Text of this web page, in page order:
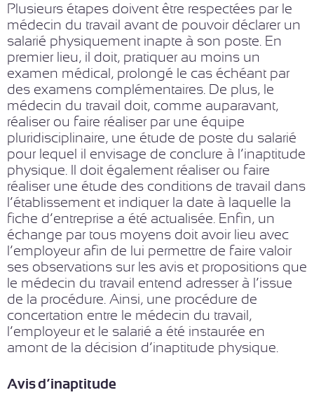
Plusieurs étapes doivent être respectées par le
médecin du travail avant de pouvoir déclarer un
salarié physiquement inapte à son poste. En
premier lieu, il doit, pratiquer au moins un
examen médical, prolongé le cas échéant par
des examens complémentaires. De plus, le
médecin du travail doit, comme auparavant,
réaliser ou faire réaliser par une équipe
pluridisciplinaire, une étude de poste du salarié
pour lequel il envisage de conclure à l’inaptitude
physique. Il doit également réaliser ou faire
réaliser une étude des conditions de travail dans
l’établissement et indiquer la date à laquelle la
fiche d’entreprise a été actualisée. Enfin, un
échange par tous moyens doit avoir lieu avec
l’employeur afin de lui permettre de faire valoir
ses observations sur les avis et propositions que
le médecin du travail entend adresser à l’issue
de la procédure. Ainsi, une procédure de
concertation entre le médecin du travail,
l’employeur et le salarié a été instaurée en
amont de la décision d’inaptitude physique.
Avis d’inaptitude